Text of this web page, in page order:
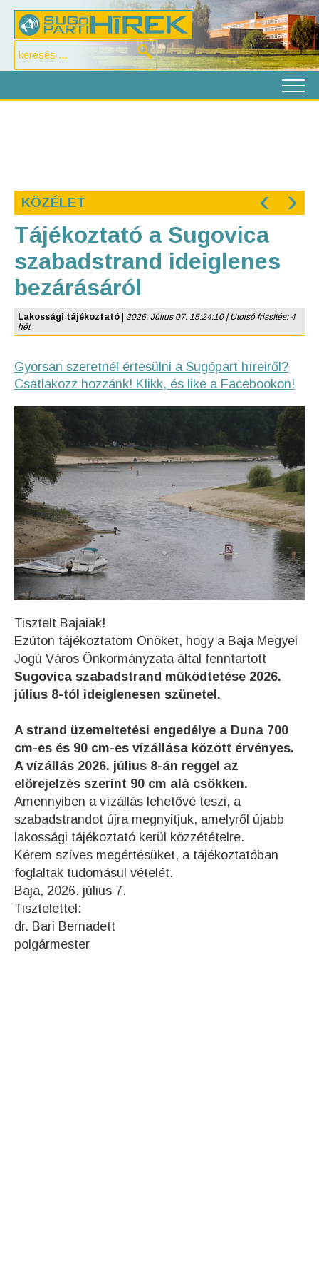
KÖZÉLET ‹ ›
Tájékoztató a Sugovica
szabadstrand ideiglenes
bezárásáról
Lakossági tájékoztató
2026. Július 07. 15:24:10 | Utolsó frissítés: 4
hét
Gyorsan szeretnél értesülni a Sugópart híreiről?
Csatlakozz hozzánk! Klikk, és like a Facebookon!
Tisztelt Bajaiak!
Ezúton tájékoztatom Önöket, hogy a Baja Megyei
Jogú Város Önkormányzata által fenntartott
Sugovica szabadstrand működtetése 2026.
július 8-tól ideiglenesen szünetel.
A strand üzemeltetési engedélye a Duna 700
cm-es és 90 cm-es vízállása között érvényes.
A vízállás 2026. július 8-án reggel az
előrejelzés szerint 90 cm alá csökken.
Amennyiben a vízállás lehetővé teszi, a
szabadstrandot újra megnyitjuk, amelyről újabb
lakossági tájékoztató kerül közzétételre.
Kérem szíves megértésüket, a tájékoztatóban
foglaltak tudomásul vételét.
Baja, 2026. július 7.
Tisztelettel:
dr. Bari Bernadett
polgármester